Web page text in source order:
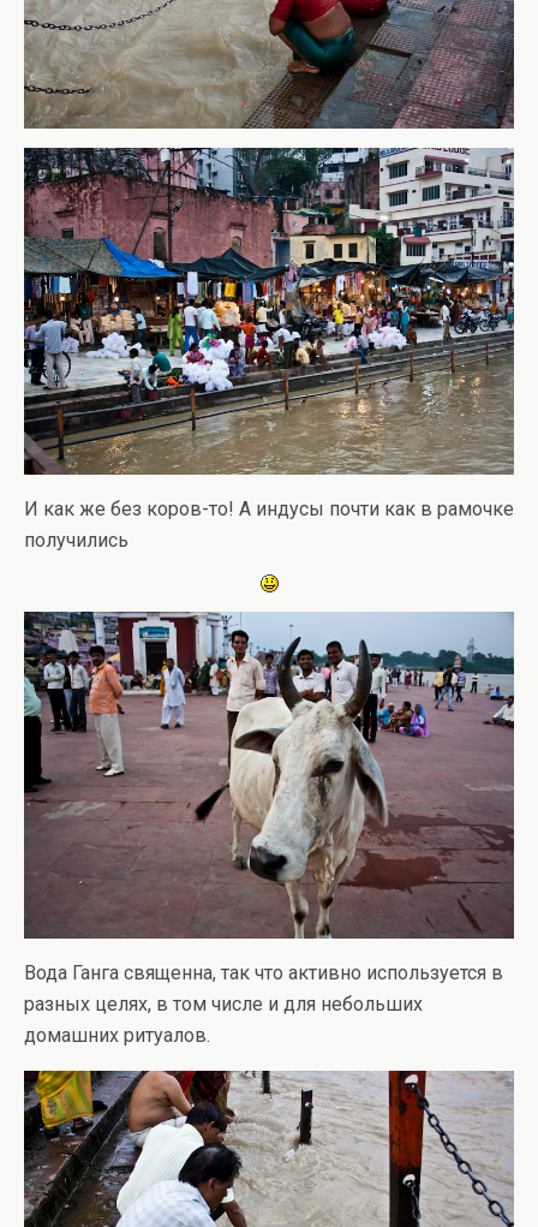
И как же без коров-то! А индусы почти как в рамочке
получились
Вода Ганга священна, так что активно используется в
разных целях, в том числе и для небольших
домашних ритуалов.